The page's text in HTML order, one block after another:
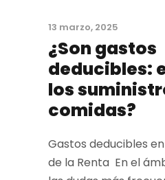
13 marzo, 2025
¿Son gastos
deducibles:
los
comidas?
Gastos deducibles
de la Renta En el